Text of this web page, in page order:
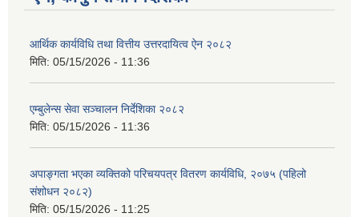
आर्थिक कार्यविधि तथा वित्तीय उत्तरदायित्व ऐन २०८२
मिति: 05/15/2026 - 11:36
एम्बुलेन्स सेवा सञ्चालन निर्देशिका २०८२
मिति: 05/15/2026 - 11:36
अपाङ्गता भएका व्यक्तिको परिचयपत्र वितरण कार्यविधि, २०७५ (पहिलो
संशोधन २०८२)
मिति: 05/15/2026 - 11:25